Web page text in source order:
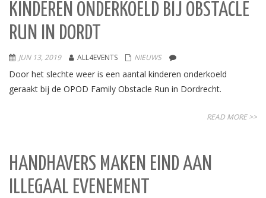
KINDEREN ONDERKOELD BIJ OBSTACLE
RUN IN DORDT
JUN 13, 2019 ALL4EVENTS NIEUWS
Door het slechte weer is een aantal kinderen onderkoeld
geraakt bij de OPOD Family Obstacle Run in Dordrecht.
READ MORE >>
HANDHAVERS MAKEN EIND AAN
ILLEGAAL EVENEMENT